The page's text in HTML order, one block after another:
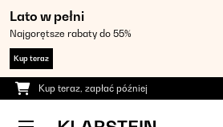
Lato w pełni
Najgorętsze rabaty do 55%
Kup teraz
Kup teraz, zapłać później